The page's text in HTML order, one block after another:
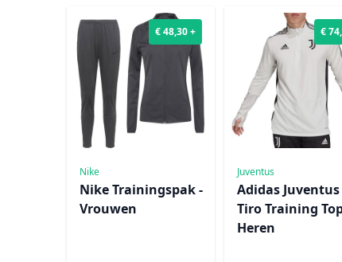
€ 48,30 +
Nike
Nike Trainingspak -
Vrouwen
€
Juventus
Adidas Juventus
Tiro Training
Heren